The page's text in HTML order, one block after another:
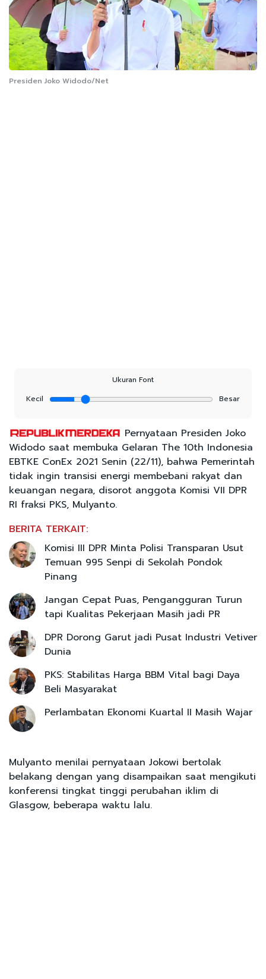
Presiden Joko Widodo/Net
Ukuran Font
Kecil
Besar
Pernyataan Presiden Joko
Widodo saat membuka Gelaran The 10th Indonesia
EBTKE ConEx 2021 Senin (22/11), bahwa Pemerintah
tidak ingin transisi energi membebani rakyat dan
keuangan negara, disorot anggota Komisi VII DPR
RI fraksi PKS, Mulyanto.
BERITA TERKAIT:
Komisi III DPR Minta Polisi Transparan Usut
Temuan 995 Senpi di Sekolah Pondok
Pinang
Jangan Cepat Puas, Pengangguran Turun
tapi Kualitas Pekerjaan Masih jadi PR
DPR Dorong Garut jadi Pusat Industri Vetiver
Dunia
PKS: Stabilitas Harga BBM Vital bagi Daya
Beli Masyarakat
Perlambatan Ekonomi Kuartal II Masih Wajar
Mulyanto menilai pernyataan Jokowi bertolak
belakang dengan yang disampaikan saat mengikuti
konferensi tingkat tinggi perubahan iklim di
Glasgow, beberapa waktu lalu.